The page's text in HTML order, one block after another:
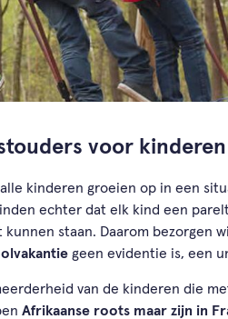
voor
kinderen groeien op in een
echter dat elk kind een
kunnen staan. Daarom bezorgen
geen evidentie is, een
van de kinderen die
Afrikaanse roots maar zijn in